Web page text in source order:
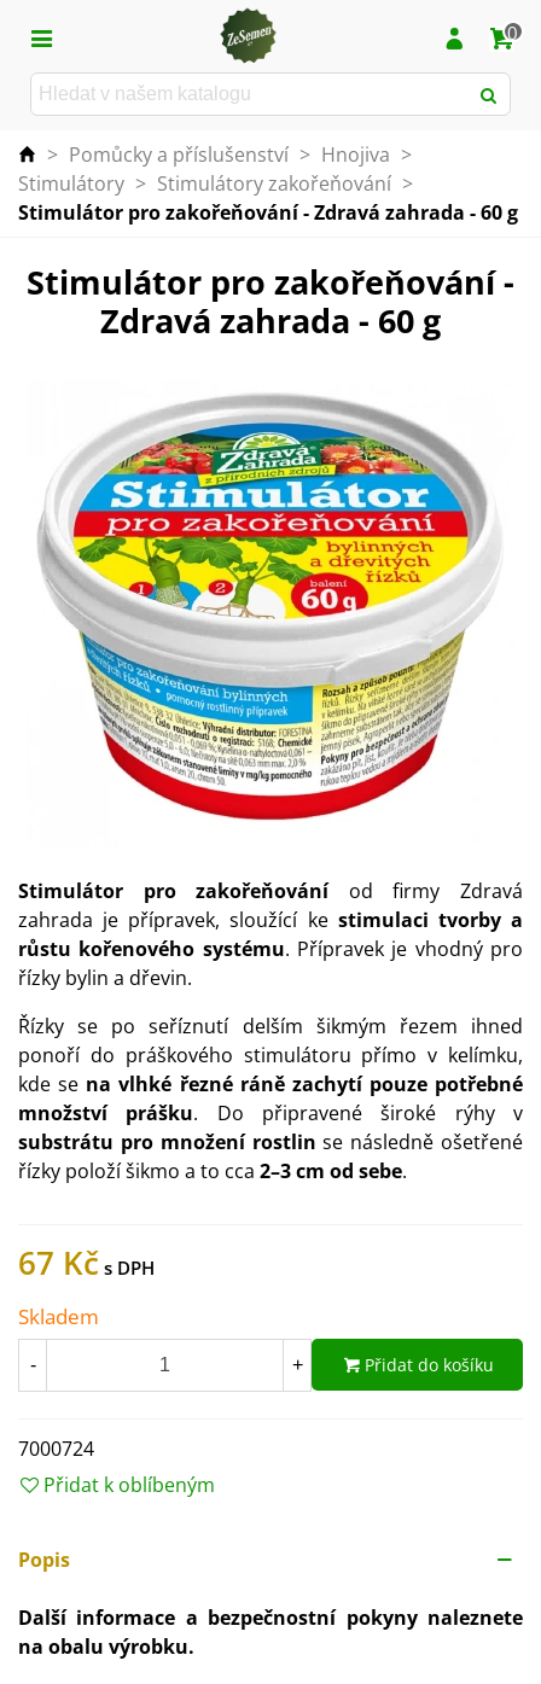
0
> Pomůcky a příslušenství > Hnojiva >
Stimulátory > Stimulátory zakořeňování >
Stimulátor pro zakořeňování - Zdravá zahrada - 60 g
Stimulátor pro zakořeňování -
Zdravá zahrada - 60 g
Stimulátor pro zakořeňováníod firmy Zdravá
zahrada je přípravek, sloužící ke stimulaci tvorby a
růstu kořenového systému. Přípravek je vhodný pro
řízky bylin a dřevin.
Řízky se po seříznutí delším šikmým řezem ihned
ponoří do práškového stimulátoru přímo v kelímku,
kde se na vlhké řezné ráně zachytí pouze potřebné
množství prášku. Do připravené široké rýhy v
substrátu pro množení rostlin se následně ošetřené
řízky položí šikmo a to cca 2–3 cm od sebe.
67 Kč
Skladem
- + Přidat do košíku
7000724
Přidat k oblíbeným
Popis
Další informace a bezpečnostní pokyny naleznete
na obalu výrobku.